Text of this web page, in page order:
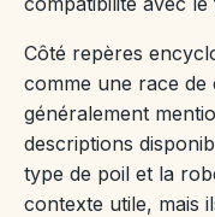
Côté repères
comme une race de
généralement
descriptions
type de poil et la
contexte utile, mais